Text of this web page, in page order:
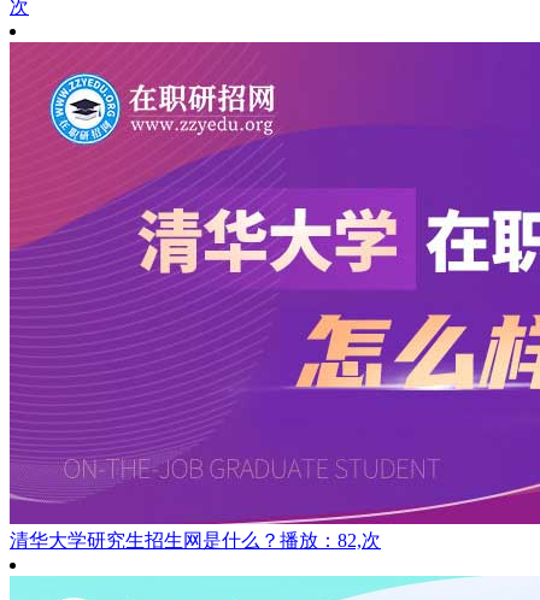
次
清华大学研究生招生网是什么？ 播放：82,次